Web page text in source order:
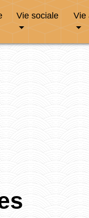
Vie sociale Vie